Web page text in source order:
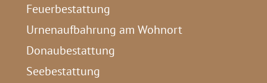
Feuerbestattung
Urnenaufbahrung am Wohnort
Donaubestattung
Seebestattung